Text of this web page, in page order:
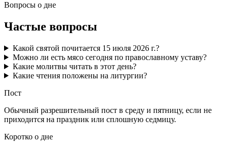
Вопросы о дне
Частые вопросы
Какой святой почитается 15 июля 2026 г.?
Можно ли есть мясо сегодня по православному уставу?
Какие молитвы читать в этот день?
Какие чтения положены на литургии?
Пост
Обычный разрешительный пост в среду и пятницу, если не
приходится на праздник или сплошную седмицу.
Коротко о дне